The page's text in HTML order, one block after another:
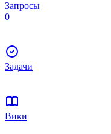
Запросы
0
Задачи
Вики